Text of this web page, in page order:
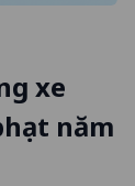
xe
năm